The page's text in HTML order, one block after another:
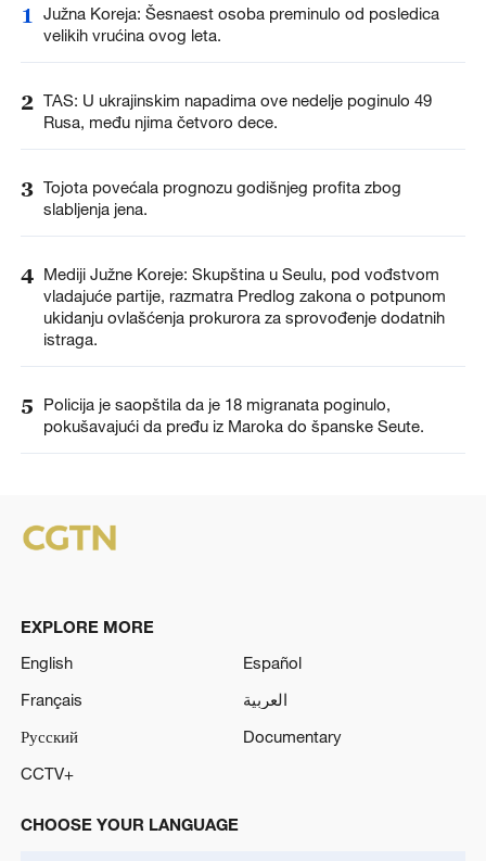
1
Južna Koreja: Šesnaest osoba preminulo od posledica
velikih vrućina ovog leta.
2 TAS: U ukrajinskim napadima ove nedelje poginulo 49
Rusa, među njima četvoro dece.
3 Tojota povećala prognozu godišnjeg profita zbog
slabljenja jena.
4 Mediji Južne Koreje: Skupština u Seulu, pod vođstvom
vladajuće partije, razmatra Predlog zakona o potpunom
ukidanju ovlašćenja prokurora za sprovođenje dodatnih
istraga.
5
Policija je saopštila da je 18 migranata poginulo,
pokušavajući da pređu iz Maroka do španske Seute.
EXPLORE MORE
English
Español
Français
العربية
Русский
Documentary
CCTV+
CHOOSE YOUR LANGUAGE